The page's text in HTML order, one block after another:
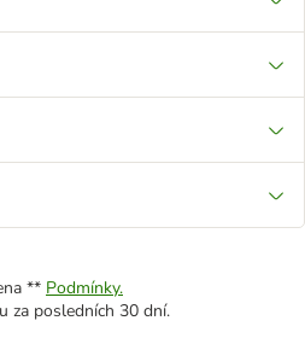
** Podmínky.
za posledních 30 dní.